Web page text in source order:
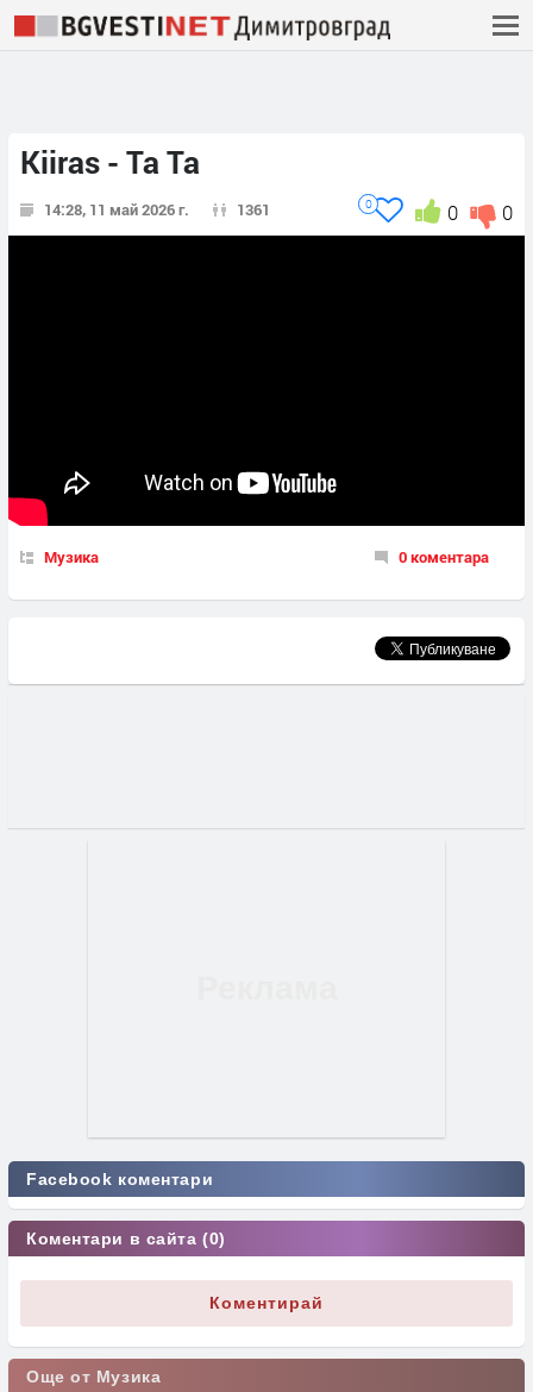
Kiiras - Ta Ta
14:28, 11 май 2026 г. 1361 0
0
0
Музика 0 коментара
Facebook коментари
Коментари в сайта (0)
Коментирай
Още от Музика